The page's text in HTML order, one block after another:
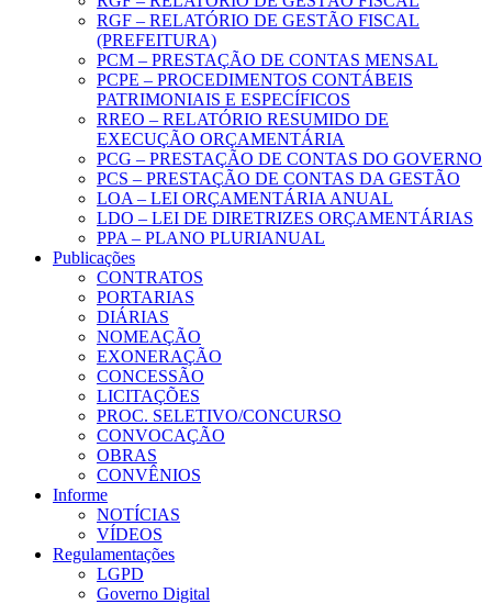
RGF – RELATÓRIO DE GESTÃO FISCAL
(PREFEITURA)
PCM – PRESTAÇÃO DE CONTAS MENSAL
PCPE – PROCEDIMENTOS CONTÁBEIS
PATRIMONIAIS E ESPECÍFICOS
RREO – RELATÓRIO RESUMIDO DE
EXECUÇÃO ORÇAMENTÁRIA
PCG – PRESTAÇÃO DE CONTAS DO GOVERNO
PCS – PRESTAÇÃO DE CONTAS DA GESTÃO
LOA – LEI ORÇAMENTÁRIA ANUAL
LDO – LEI DE DIRETRIZES ORÇAMENTÁRIAS
PPA – PLANO PLURIANUAL
Publicações
CONTRATOS
PORTARIAS
DIÁRIAS
NOMEAÇÃO
EXONERAÇÃO
CONCESSÃO
LICITAÇÕES
PROC. SELETIVO/CONCURSO
CONVOCAÇÃO
OBRAS
CONVÊNIOS
Informe
NOTÍCIAS
VÍDEOS
Regulamentações
LGPD
Governo Digital